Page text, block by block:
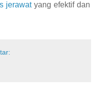
jerawatyang efektif dan